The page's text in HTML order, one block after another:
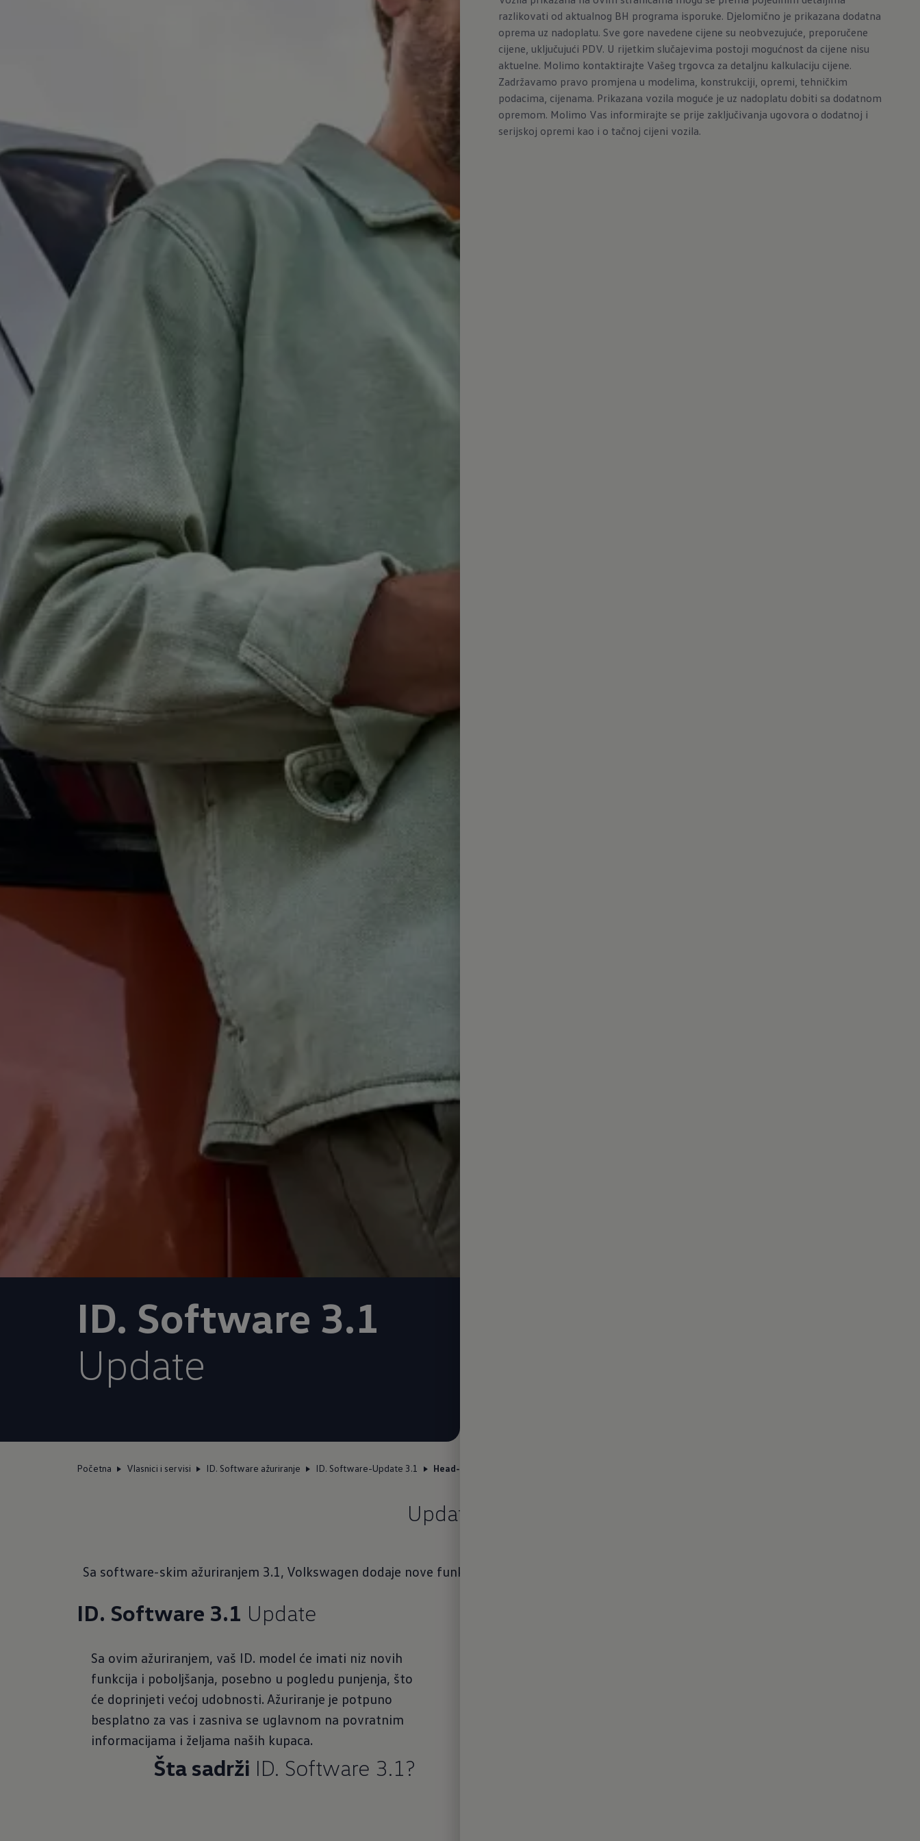
ID. Software 3.1
Update
Početna Vlasnici i servisi ID. Software ažuriranje ID. Software-Update 3.1 Head-up
Update 3.1
Sa software-skim ažuriranjem 3.1, Volkswagen dodaje nove funkcije i poboljšanja koja se odnose na udobnost i uštedu vremena.
ID. Software 3.1 Update
Sa ovim ažuriranjem, vaš ID. model će imati niz novih
funkcija i poboljšanja, posebno u pogledu punjenja, što
će doprinjeti većoj udobnosti. Ažuriranje je potpuno
besplatno za vas i zasniva se uglavnom na povratnim
informacijama i željama naših kupaca.
Šta sadrži ID. Software 3.1?
razlikovati od aktualnog BH programa isporuke. Djelomično je prikazana dodatna
oprema uz nadoplatu. Sve gore navedene cijene su neobvezujuće, preporučene
cijene, uključujući PDV. U rijetkim slučajevima postoji mogućnost da cijene nisu
aktuelne. Molimo kontaktirajte Vašeg trgovca za detaljnu kalkulaciju cijene.
Zadržavamo pravo promjena u modelima, konstrukciji, opremi, tehničkim
podacima, cijenama. Prikazana vozila moguće je uz nadoplatu dobiti sa dodatnom
opremom. Molimo Vas informirajte se prije zaključivanja ugovora o dodatnoj i
serijskoj opremi kao i o tačnoj cijeni vozila.